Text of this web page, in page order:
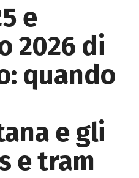
e
2026 di
quando
e gli
e tram